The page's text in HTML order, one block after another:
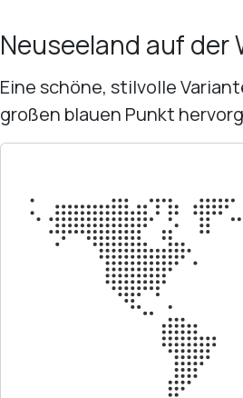
Neuseeland auf der
Eine schöne, stilvolle
großen blauen Punkt